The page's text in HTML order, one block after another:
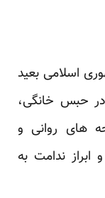
اسلامی بعید
حبس خانگی،
های روانی و
ابراز ندامت به